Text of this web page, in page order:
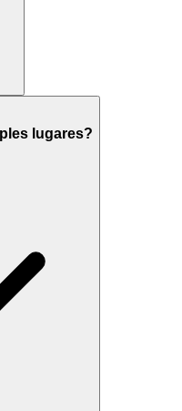
lugares?